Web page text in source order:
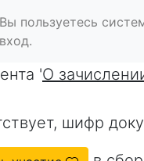
Вы пользуетесь
вход.
'О
шифр